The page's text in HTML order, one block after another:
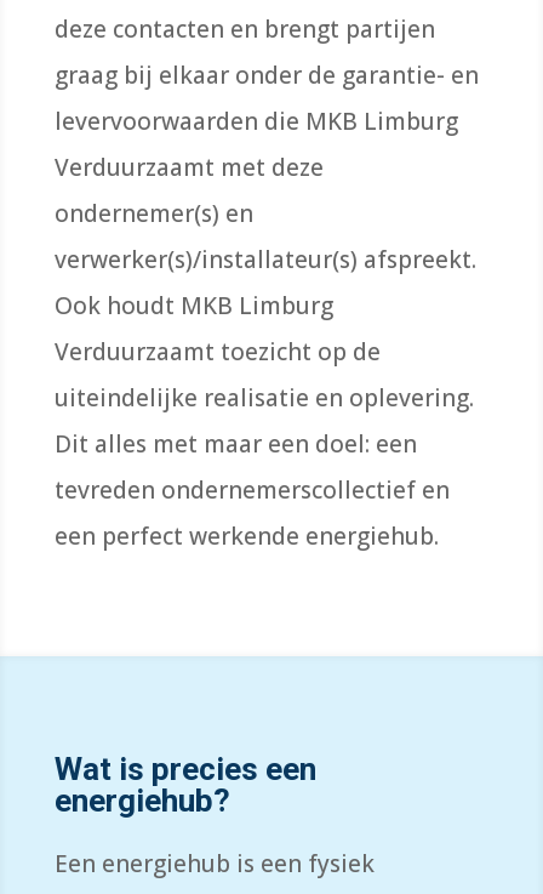
deze contacten en brengt partijen
graag bij elkaar onder de garantie- en
levervoorwaarden die MKB Limburg
Verduurzaamt met deze
ondernemer(s) en
verwerker(s)/installateur(s) afspreekt.
Ook houdt MKB Limburg
Verduurzaamt toezicht op de
uiteindelijke realisatie en oplevering.
Dit alles met maar een doel: een
tevreden ondernemerscollectief en
een perfect werkende energiehub.
Wat is precies een
energiehub?
Een energiehub is een fysiek